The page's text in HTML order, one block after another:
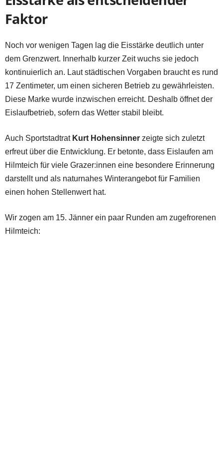
Faktor
Noch vor wenigen Tagen lag die Eisstärke deutlich unter
dem Grenzwert. Innerhalb kurzer Zeit wuchs sie jedoch
kontinuierlich an. Laut städtischen Vorgaben braucht es rund
17 Zentimeter, um einen sicheren Betrieb zu gewährleisten.
Diese Marke wurde inzwischen erreicht. Deshalb öffnet der
Eislaufbetrieb, sofern das Wetter stabil bleibt.
Auch Sportstadtrat Kurt Hohensinner zeigte sich zuletzt
erfreut über die Entwicklung. Er betonte, dass Eislaufen am
Hilmteich für viele Grazer:innen eine besondere Erinnerung
darstellt und als naturnahes Winterangebot für Familien
einen hohen Stellenwert hat.
Wir zogen am 15. Jänner ein paar Runden am zugefrorenen
Hilmteich: